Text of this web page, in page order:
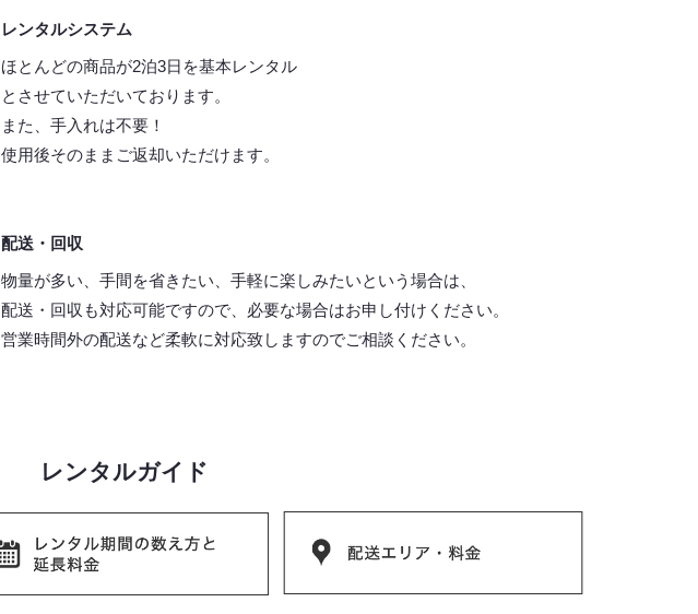
レンタルシステム
ほとんどの商品が2泊3日を基本レンタル
とさせていただいております。
また、手入れは不要！
使用後そのままご返却いただけます。
配送・回収
物量が多い、手間を省きたい、手軽に楽しみたいという場合は、
配送・回収も対応可能ですので、必要な場合はお申し付けください。
営業時間外の配送など柔軟に対応致しますのでご相談ください。
レンタルガイド